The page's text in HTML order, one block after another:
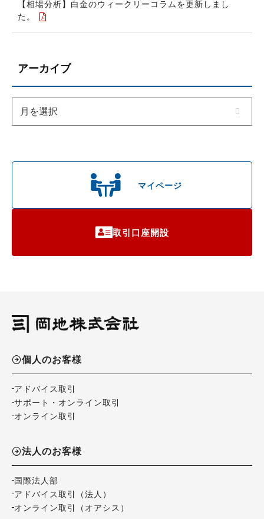
マイページ
取引口座開設
【相場分析】白金のウィークリーコラムを更新しまし
た。
アーカイブ
個人のお客様
アドバイス取引
サポート・オンライン取引
オンライン取引
法人のお客様
国際法人部
アドバイス取引（法人）
オンライン取引（オアシス）